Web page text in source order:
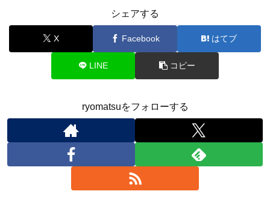
シェアする
X Facebook はてブ
LINE コピー
ryomatsuをフォローする